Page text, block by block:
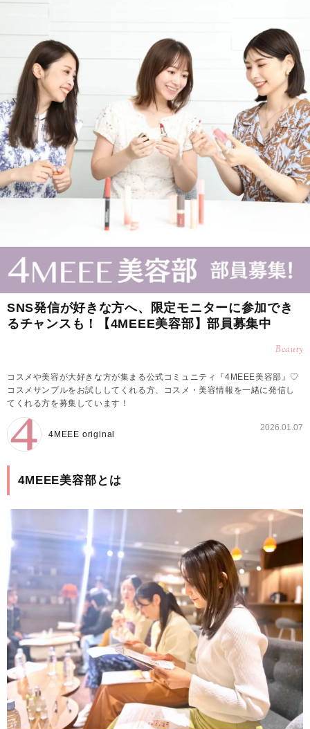
SNS発信が好きな方へ、限定モニターに参加でき
るチャンスも！【4MEEE美容部】部員募集中
Beauty
コスメや美容が大好きな方が集まる公式コミュニティ『4MEEE美容部』♡
コスメサンプルをお試ししてくれる方、コスメ・美容情報を一緒に発信し
てくれる方を募集しています！
4MEEE original
2026.01.07
4MEEE美容部とは